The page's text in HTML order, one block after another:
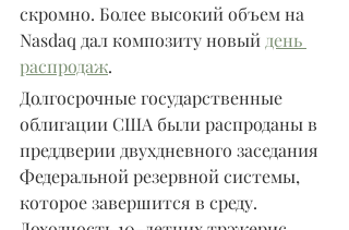
скромно. Более высокий объем на
Nasdaq дал композиту новый день
распродаж.
Долгосрочные государственные
облигации США были распроданы в
преддверии двухдневного заседания
Федеральной резервной системы,
которое завершится в среду.